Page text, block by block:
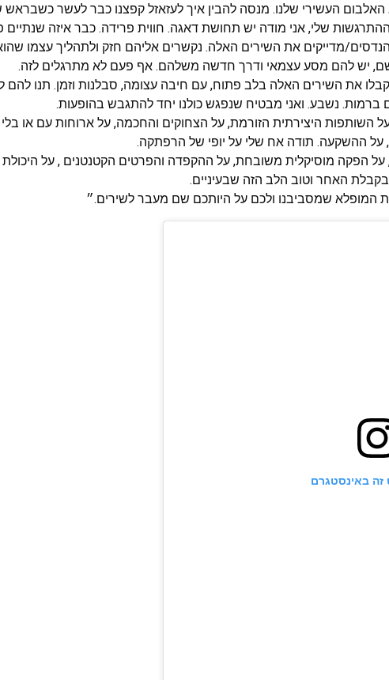
העשירי שלנו. מנסה להבין איך לעזאזל קפצנו כבר לעשר כשבראש
שלי, אני מודה יש תחושת דאגה. חווית פרידה. כבר איזה שנתיים
מדייקים את השירים האלה. נקשרים אליהם חזק ולתהליך עצמו
יש להם מסע עצמאי ודרך חדשה משלהם. אף פעם לא מתרגלים לזה.
את השירים האלה בלב פתוח, עם חיבה עצומה, סבלנות וזמן. תנו
ברמות. נשבע. ואני מבטיח שנפגש כולנו יחד להתגבש בהופעות.
על השותפות היצירתית הזורמת, על הצחוקים והחכמה, על ארוחות עם או
על ההשקעה. תודה אח שלי על יופי של הרפתקה.
על הפקה מוסיקלית משובחת, על ההקפדה והפרטים הקטנטנים , על
האחר וטוב הלב הזה שבעיניים.
המופלא שמסביבנו ולכם על היותכם שם מעבר לשירים.״
זה באינסטגרם
פודקאסטים